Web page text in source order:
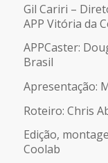
Gil Cariri –
APP Vitória da
APPCaster:
Brasil
Apresentação:
Roteiro: Chris
Edição,
Coolab